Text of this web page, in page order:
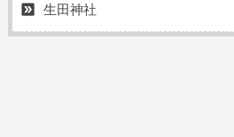
生田神社